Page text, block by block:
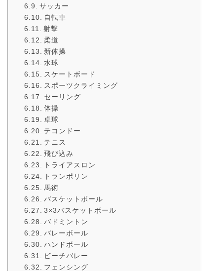
サッカー
自転車
射撃
柔道
新体操
水球
スケートボード
スポーツクライミング
セーリング
体操
卓球
テコンドー
テニス
飛び込み
トライアスロン
トランポリン
馬術
バスケットボール
3×3バスケットボール
バドミントン
バレーボール
ハンドボール
ビーチバレー
フェンシング